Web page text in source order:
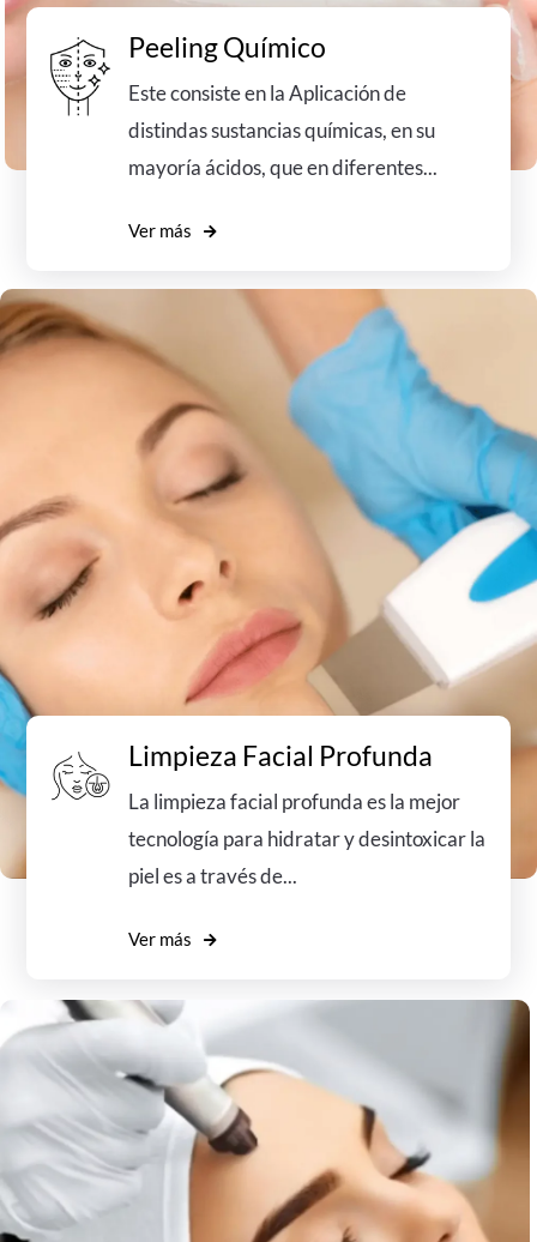
Peeling Químico
Este consiste en la Aplicación de
distindas sustancias químicas, en su
mayoría ácidos, que en diferentes...
Ver más
Limpieza Facial Profunda
La limpieza facial profunda es la mejor
tecnología para hidratar y desintoxicar la
piel es a través de...
Ver más